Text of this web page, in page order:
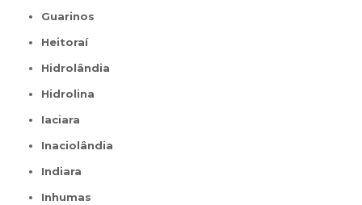
Guarinos
Heitoraí
Hidrolândia
Hidrolina
Iaciara
Inaciolândia
Indiara
Inhumas